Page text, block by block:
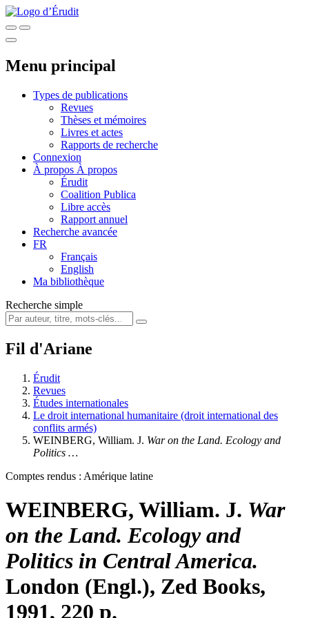
Menu principal
Types de publications
Revues
Thèses et mémoires
Livres et actes
Rapports de recherche
Connexion
À propos À propos
Érudit
Coalition Publica
Libre accès
Rapport annuel
Recherche avancée
FR
Français
English
Ma bibliothèque
Recherche simple
Fil d'Ariane
Érudit
Revues
Études internationales
Le droit international humanitaire (droit international des
conflits armés)
WEINBERG, William. J. War on the Land. Ecology and
Politics …
Comptes rendus : Amérique latine
WEINBERG, William. J. War
on the Land. Ecology and
Politics in Central America.
London (Engl.), Zed Books,
1991, 220 p.